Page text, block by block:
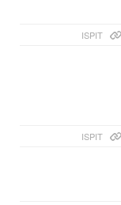
ISPIT
ISPIT